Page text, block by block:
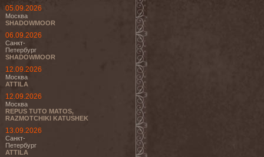
05.09.2026
Москва
SHADOWMOOR
06.09.2026
Санкт-
Петербург
SHADOWMOOR
12.09.2026
Москва
ATTILA
12.09.2026
Москва
REPUS TUTO MATOS,
RAZMOTCHIKI KATUSHEK
13.09.2026
Санкт-
Петербург
ATTILA